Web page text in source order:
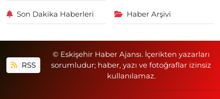
Son Dakika Haberleri Haber Arşivi
RSS
© Eskişehir Haber Ajansı. İçerikten yazarları
sorumludur; haber, yazı ve fotoğraflar izinsiz
kullanılamaz.